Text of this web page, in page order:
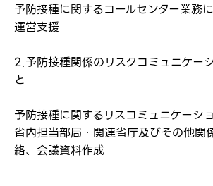
応募完了通知をする
転職報告をする
予防接種に関するコールセンター業務
運営支援
2.予防接種関係のリスクコミュニケー
と
予防接種に関するリスコミュニケーシ
省内担当部局・関連省庁及びその他関
絡、会議資料作成